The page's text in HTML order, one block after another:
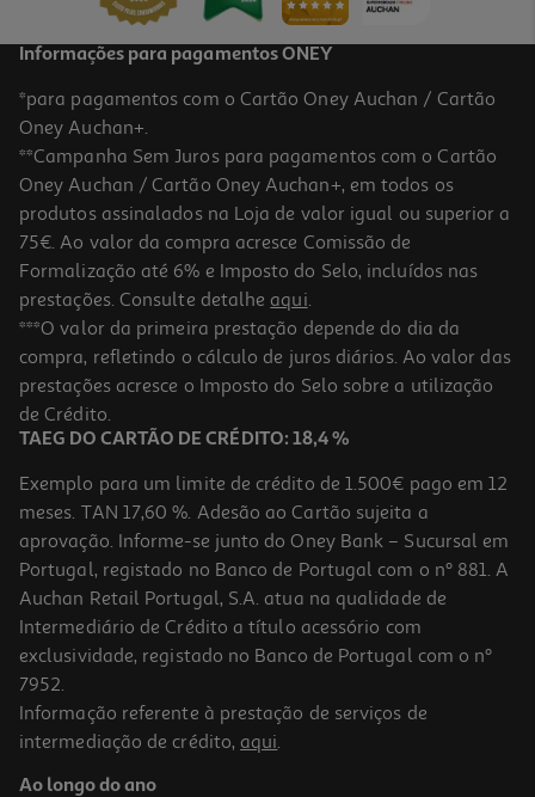
Informações para pagamentos ONEY
*para pagamentos com o Cartão Oney Auchan / Cartão
Oney Auchan+.
**Campanha Sem Juros para pagamentos com o Cartão
Oney Auchan / Cartão Oney Auchan+, em todos os
produtos assinalados na Loja de valor igual ou superior a
75€. Ao valor da compra acresce Comissão de
Formalização até 6% e Imposto do Selo, incluídos nas
prestações. Consulte detalhe aqui.
***O valor da primeira prestação depende do dia da
compra, refletindo o cálculo de juros diários. Ao valor das
prestações acresce o Imposto do Selo sobre a utilização
de Crédito.
TAEG DO CARTÃO DE CRÉDITO: 18,4 %
Exemplo para um limite de crédito de 1.500€ pago em 12
meses. TAN 17,60 %. Adesão ao Cartão sujeita a
aprovação. Informe-se junto do Oney Bank – Sucursal em
Portugal, registado no Banco de Portugal com o nº 881. A
Auchan Retail Portugal, S.A. atua na qualidade de
Intermediário de Crédito a título acessório com
exclusividade, registado no Banco de Portugal com o nº
7952.
Informação referente à prestação de serviços de
intermediação de crédito, aqui.
Ao longo do ano